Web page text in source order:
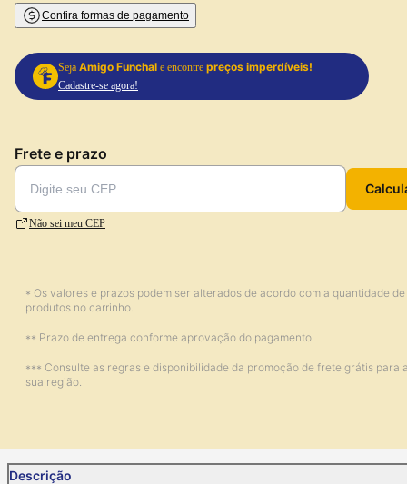
Confira formas de pagamento
Seja Amigo Funchal e encontre preços imperdíveis!
Cadastre-se agora!
Frete e prazo
Não sei meu CEP
* Os valores e prazos podem ser alterados de acordo com a quantidade de
produtos no carrinho.
** Prazo de entrega conforme aprovação do pagamento.
*** Consulte as regras e disponibilidade da promoção de frete grátis para
sua região.
Descrição